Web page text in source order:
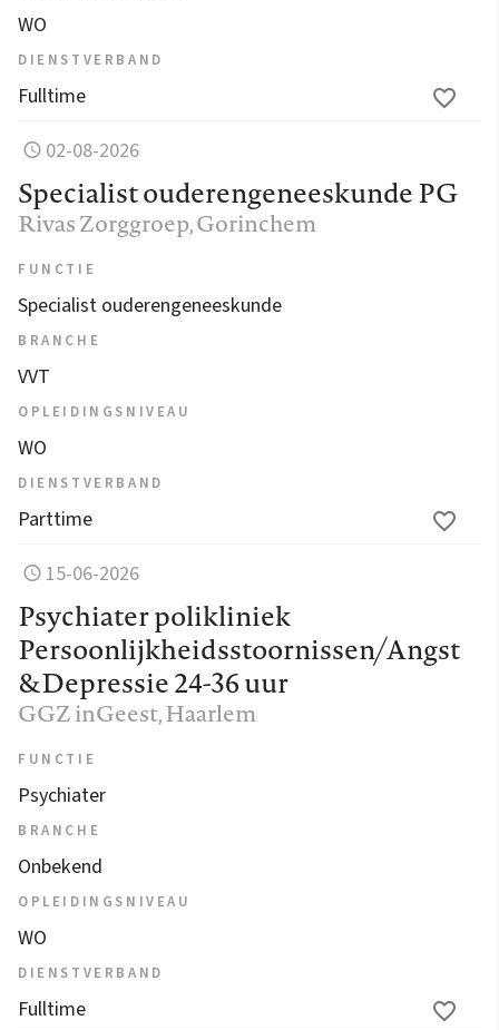
WO
DIENSTVERBAND
Fulltime
02-08-2026
Specialist ouderengeneeskunde PG
Rivas Zorggroep, Gorinchem
FUNCTIE
Specialist ouderengeneeskunde
BRANCHE
VVT
OPLEIDINGSNIVEAU
WO
DIENSTVERBAND
Parttime
15-06-2026
Psychiater polikliniek
Persoonlijkheidsstoornissen/Angst
&Depressie 24-36 uur
GGZ inGeest, Haarlem
FUNCTIE
Psychiater
BRANCHE
Onbekend
OPLEIDINGSNIVEAU
WO
DIENSTVERBAND
Fulltime